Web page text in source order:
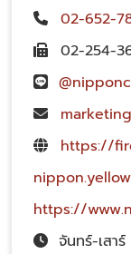
02-652-
02-254-
https://
https://
จันทร์-เสา